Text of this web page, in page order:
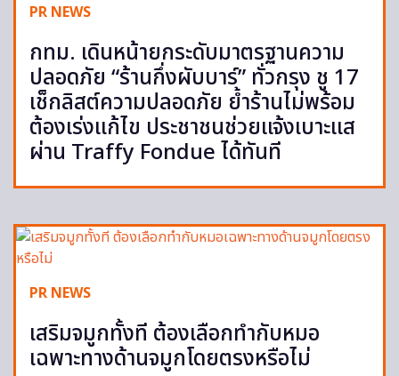
PR NEWS
กทม. เดินหน้ายกระดับมาตรฐานความ
ปลอดภัย “ร้านกึ่งผับบาร์” ทั่วกรุง ชู 17
เช็กลิสต์ความปลอดภัย ย้ำร้านไม่พร้อม
ต้องเร่งแก้ไข ประชาชนช่วยแจ้งเบาะแส
ผ่าน Traffy Fondue ได้ทันที
PR NEWS
เสริมจมูกทั้งที ต้องเลือกทำกับหมอ
เฉพาะทางด้านจมูกโดยตรงหรือไม่